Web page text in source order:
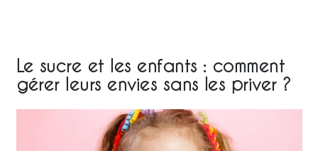
Le sucre et les enfants : comment
gérer leurs envies sans les priver ?